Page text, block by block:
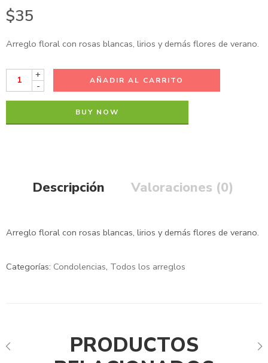
$35
Arreglo floral con rosas blancas, lirios y demás flores de verano.
+
-
AÑADIR AL CARRITO
BUY NOW
Descripción Valoraciones (0)
Arreglo floral con rosas blancas, lirios y demás flores de verano.
Categorías: Condolencias, Todos los arreglos
PRODUCTOS